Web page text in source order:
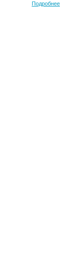
Подробнее